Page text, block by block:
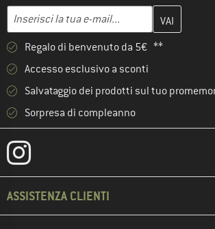
Indirizzo e-mail
Inserisci qui il tuo indirizzo e-mail e crea il
Regalo di benvenuto da 5€ **
Accesso esclusivo a sconti
Salvataggio dei prodotti sul tuo
Sorpresa di compleanno
ASSISTENZA CLIENTI